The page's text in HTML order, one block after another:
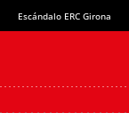
Escándalo ERC Girona